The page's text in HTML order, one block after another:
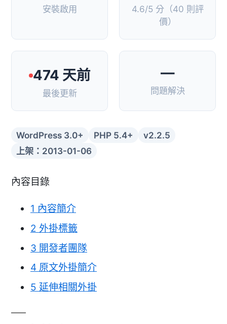
安裝啟用
4.6/5 分（40 則評
價）
474 天前
最後更新
—
問題解決
WordPress 3.0+ PHP 5.4+
v2.2.5
上架：2013-01-06
內容目錄
1 內容簡介
2 外掛標籤
3 開發者團隊
4 原文外掛簡介
5 延伸相關外掛